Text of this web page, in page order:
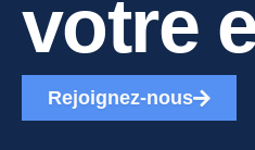
votre
Rejoignez-nous